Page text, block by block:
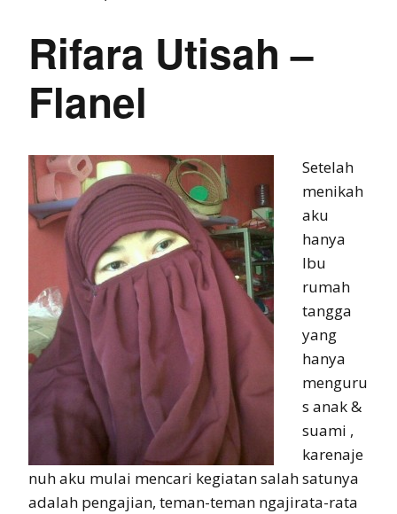
Rifara Utisah –
Flanel
Setelah
menikah
aku
hanya
Ibu
rumah
tangga
yang
hanya
menguru
s anak &
suami ,
karenaje
nuh aku mulai mencari kegiatan salah satunya
adalah pengajian, teman-teman ngajirata-rata